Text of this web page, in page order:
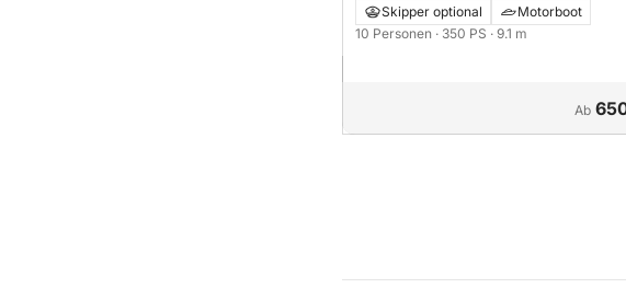
Tauchen, TV, PS5, Kühlschrank,
Triebwerke, Heizung, Wechselrichter
Skipper optional
Motorboot
10 Personen · 350 PS · 9.1 m
Ab